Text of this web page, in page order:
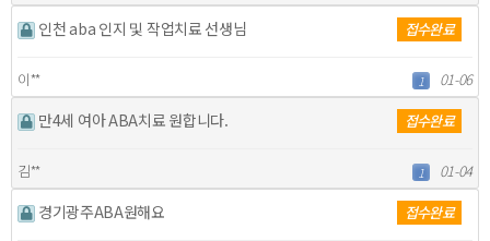
인천 aba 인지 및 작업치료 선생님 접수완료
이** 1 01-06
만4세 여아 ABA치료 원합니다. 접수완료
김** 1 01-04
경기광주ABA원해요 접수완료